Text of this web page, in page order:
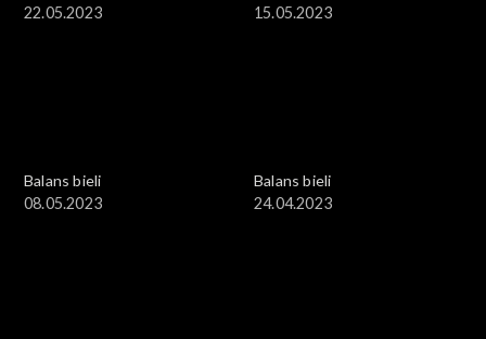
22.05.2023
15.05.2023
Balans bieli
08.05.2023
Balans bieli
24.04.2023